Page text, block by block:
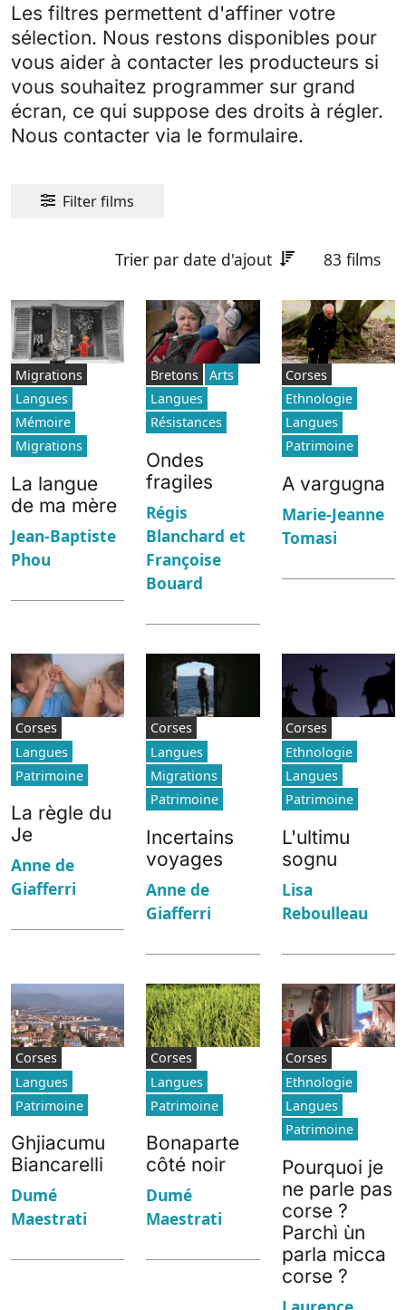
Les filtres permettent d'affiner votre
sélection. Nous restons disponibles pour
vous aider à contacter les producteurs si
vous souhaitez programmer sur grand
écran, ce qui suppose des droits à régler.
Nous contacter via le formulaire.
Filter films
Trier par date d'ajout 83 films
Migrations
Langues
Mémoire
Migrations
La langue
de ma mère
Jean-Baptiste
Phou
Bretons
Arts
Langues
Résistances
Ondes
fragiles
Régis
Blanchard et
Françoise
Bouard
Corses
Ethnologie
Langues
Patrimoine
A vargugna
Marie-Jeanne
Tomasi
Corses
Langues
Patrimoine
La règle du
Je
Anne de
Giafferri
Corses
Langues
Migrations
Patrimoine
Incertains
voyages
Anne de
Giafferri
Corses
Ethnologie
Langues
Patrimoine
L'ultimu
sognu
Lisa
Reboulleau
Corses
Langues
Patrimoine
Ghjiacumu
Biancarelli
Dumé
Maestrati
Corses
Langues
Patrimoine
Bonaparte
côté noir
Dumé
Maestrati
Corses
Ethnologie
Langues
Patrimoine
Pourquoi je
ne parle pas
corse ?
Parchì ùn
parla micca
corse ?